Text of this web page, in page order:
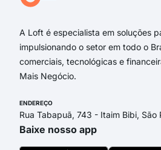
A Loft é especialista em soluções
impulsionando o setor em todo o
comerciais, tecnológicas e
Mais Negócio.
ENDEREÇO
Rua Tabapuã, 743 - Itaim Bibi,
Baixe nosso app